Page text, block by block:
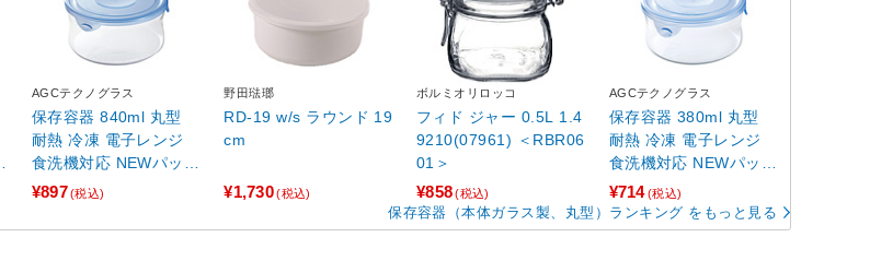
AGCテクノグラス
保存容器 840ml 丸型
耐熱 冷凍 電子レンジ
食洗機対応 NEWパック
＆レンジ アクアブルー
¥897(税込)
野田琺瑯
RD-19 w/s ラウンド 19
cm
¥1,730(税込)
ボルミオリロッコ
フィド ジャー 0.5L 1.4
9210(07961) ＜RBR06
01＞
¥858(税込)
AGCテクノグラス
保存容器 380ml 丸型
耐熱 冷凍 電子レンジ
食洗機対応 NEWパック
＆レンジ アクアブルー
B7401BLN
¥714(税込)
保存容器（本体ガラス製、丸型）ランキング をもっと見る